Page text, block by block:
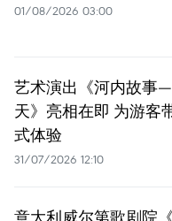
01/08/2026 03:00
艺术演出《河内故事
天》亮相在即 为游客
式体验
31/07/2026 12:10